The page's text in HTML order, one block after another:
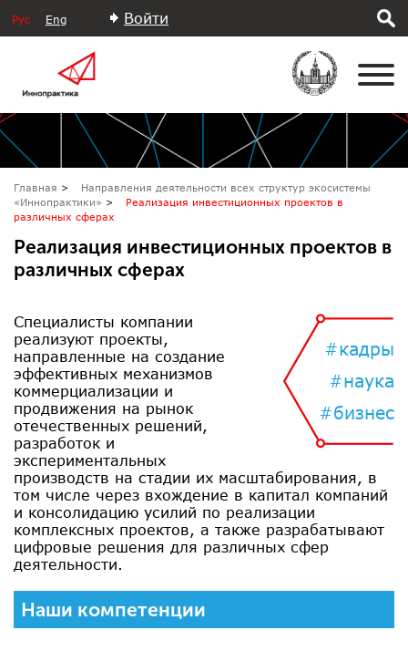
Рус Eng Войти
Главная
Направления деятельности всех структур экосистемы
«Иннопрактики»
Реализация инвестиционных проектов в
различных сферах
Реализация инвестиционных проектов в
различных сферах
#кадры
#наука
#бизнес
Специалисты компании
реализуют проекты,
направленные на создание
эффективных механизмов
коммерциализации и
продвижения на рынок
отечественных решений,
разработок и
экспериментальных
производств на стадии их масштабирования, в
том числе через вхождение в капитал компаний
и консолидацию усилий по реализации
комплексных проектов, а также разрабатывают
цифровые решения для различных сфер
деятельности.
Наши компетенции